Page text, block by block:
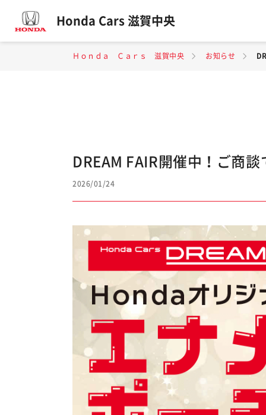
Honda Cars 滋賀中央
Ｈｏｎｄａ Ｃａｒｓ 滋賀中央 お知らせ
DREAM FAIR開催中！ご商
2026/01/24